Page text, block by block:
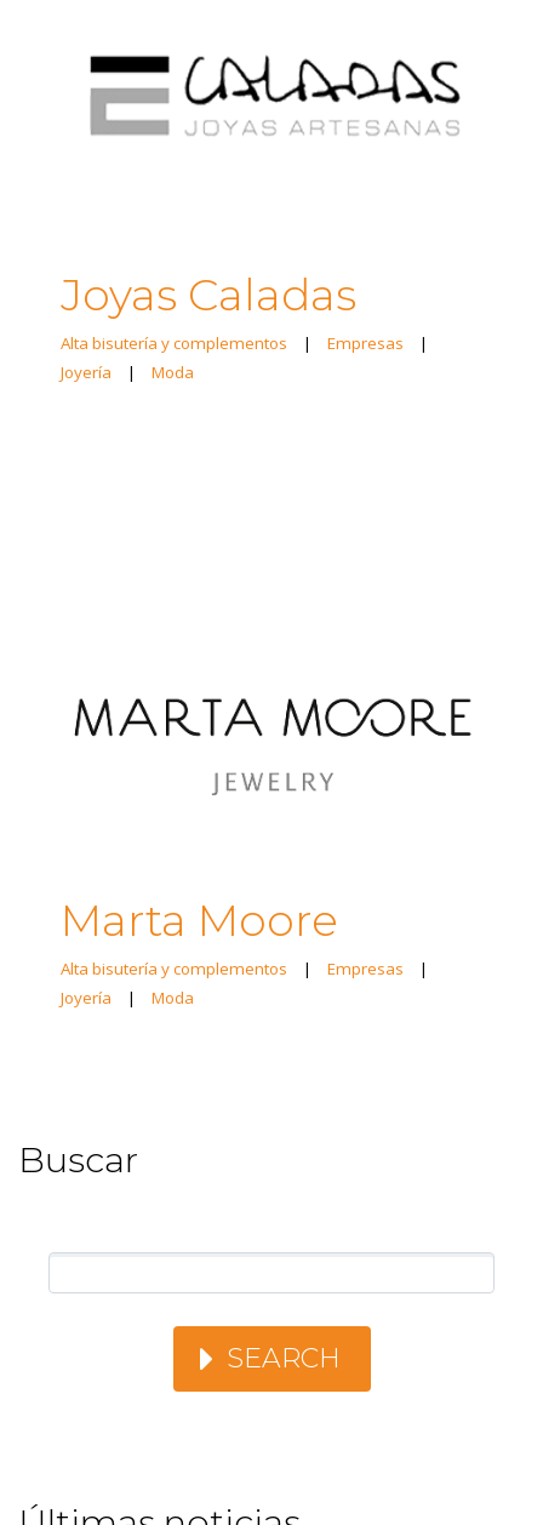
Joyas Caladas
Alta bisutería y complementos | Empresas
|
Joyería
| Moda
Marta Moore
Alta bisutería y complementos | Empresas
|
Joyería
| Moda
Buscar
SEARCH